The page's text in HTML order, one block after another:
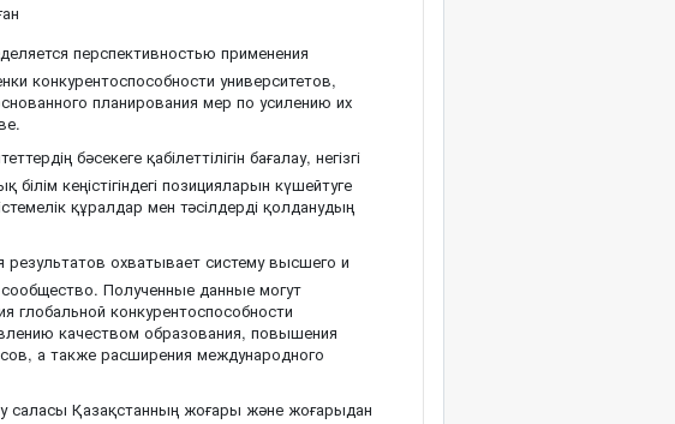
перспективностью применения
конкурентоспособности университетов,
планирования мер по усилению их
бәсекеге қабілеттілігін бағалау, негізгі
кеңістігіндегі позицияларын күшейтуге
құралдар мен тәсілдерді қолданудың
результатов охватывает систему высшего и
Полученные данные могут
глобальной конкурентоспособности
качеством образования, повышения
а также расширения международного
саласы Қазақстанның жоғары және жоғарыдан